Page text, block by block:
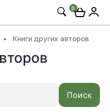
0
Книги других авторов
Поиск